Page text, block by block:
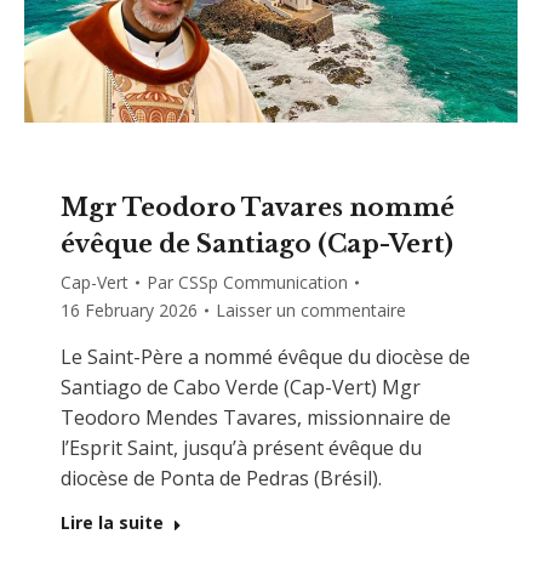
Mgr Teodoro Tavares nommé
évêque de Santiago (Cap-Vert)
Cap-Vert Par CSSp Communication
16 February 2026
Laisser un commentaire
Le Saint-Père a nommé évêque du diocèse de
Santiago de Cabo Verde (Cap-Vert) Mgr
Teodoro Mendes Tavares, missionnaire de
l’Esprit Saint, jusqu’à présent évêque du
diocèse de Ponta de Pedras (Brésil).
Lire la suite